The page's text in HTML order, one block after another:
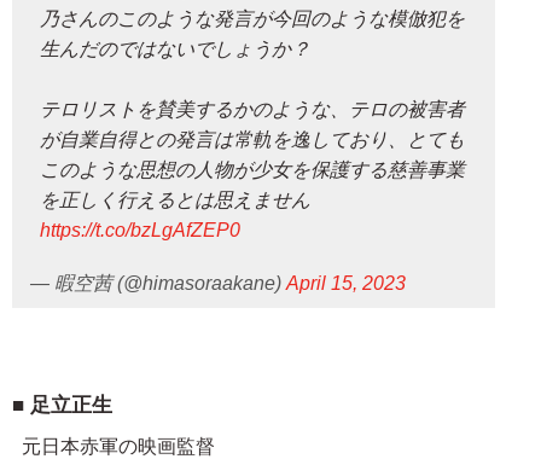
乃さんのこのような発言が今回のような模倣犯を
生んだのではないでしょうか？
テロリストを賛美するかのような、テロの被害者
が自業自得との発言は常軌を逸しており、とても
このような思想の人物が少女を保護する慈善事業
を正しく行えるとは思えません
https://t.co/bzLgAfZEP0
— 暇空茜 (@himasoraakane) April 15, 2023
足立正生
元日本赤軍の映画監督